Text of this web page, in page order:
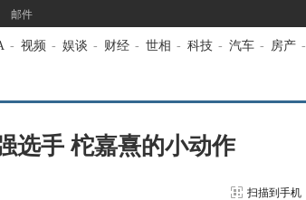
邮件
- 视频 - 娱谈 - 财经 - 世相 - 科技 - 汽车 - 房产 -
选手 柁嘉熹的小动作
扫描到手机